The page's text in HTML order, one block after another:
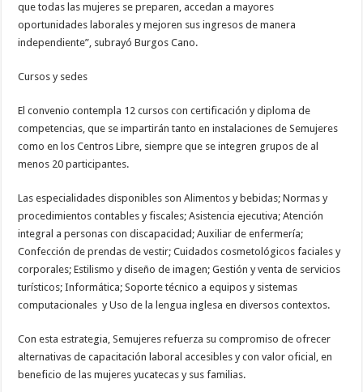
que todas las mujeres se preparen, accedan a mayores
oportunidades laborales y mejoren sus ingresos de manera
independiente”, subrayó Burgos Cano.
Cursos y sedes
El convenio contempla 12 cursos con certificación y diploma de
competencias, que se impartirán tanto en instalaciones de Semujeres
como en los Centros Libre, siempre que se integren grupos de al
menos 20 participantes.
Las especialidades disponibles son Alimentos y bebidas; Normas y
procedimientos contables y fiscales; Asistencia ejecutiva; Atención
integral a personas con discapacidad; Auxiliar de enfermería;
Confección de prendas de vestir; Cuidados cosmetológicos faciales y
corporales; Estilismo y diseño de imagen; Gestión y venta de servicios
turísticos; Informática; Soporte técnico a equipos y sistemas
computacionales y Uso de la lengua inglesa en diversos contextos.
Con esta estrategia, Semujeres refuerza su compromiso de ofrecer
alternativas de capacitación laboral accesibles y con valor oficial, en
beneficio de las mujeres yucatecas y sus familias.